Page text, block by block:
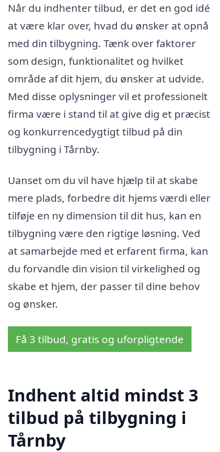
Når du indhenter tilbud, er det en god idé
at være klar over, hvad du ønsker at opnå
med din tilbygning. Tænk over faktorer
som design, funktionalitet og hvilket
område af dit hjem, du ønsker at udvide.
Med disse oplysninger vil et professionelt
firma være i stand til at give dig et præcist
og konkurrencedygtigt tilbud på din
tilbygning i Tårnby.
Uanset om du vil have hjælp til at skabe
mere plads, forbedre dit hjems værdi eller
tilføje en ny dimension til dit hus, kan en
tilbygning være den rigtige løsning. Ved
at samarbejde med et erfarent firma, kan
du forvandle din vision til virkelighed og
skabe et hjem, der passer til dine behov
og ønsker.
Få 3 tilbud, gratis og uforpligtende
Indhent altid mindst 3
tilbud på tilbygning i
Tårnby